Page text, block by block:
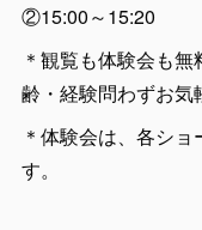
②15:00～15:20
＊観覧も体験会も
齢・経験問わずお気
＊体験会は、各シ
す。